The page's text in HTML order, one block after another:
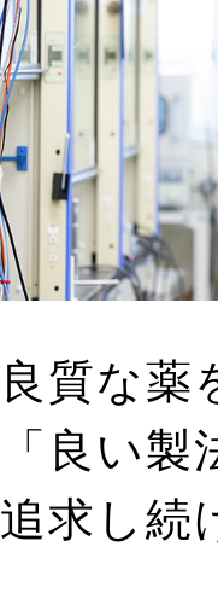
良質な薬
「良い
追求し続